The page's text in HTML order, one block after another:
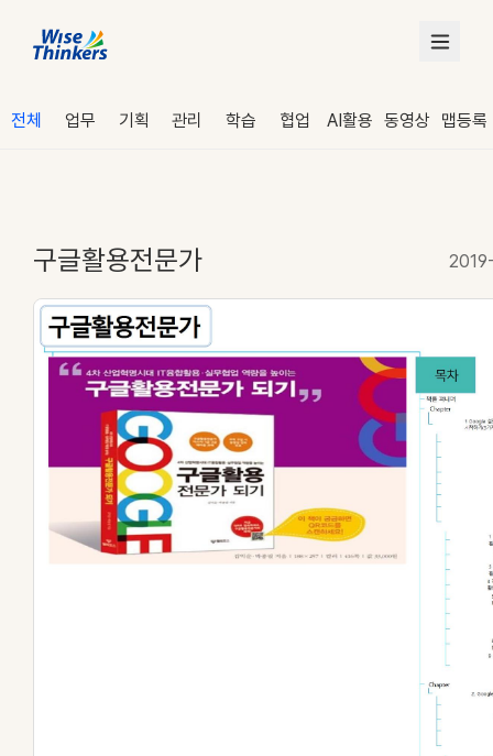
로그인
수강 신청
전체 업무 기획 관리 학습 협업 AI활용 동영상 맵등록
구글활용전문가